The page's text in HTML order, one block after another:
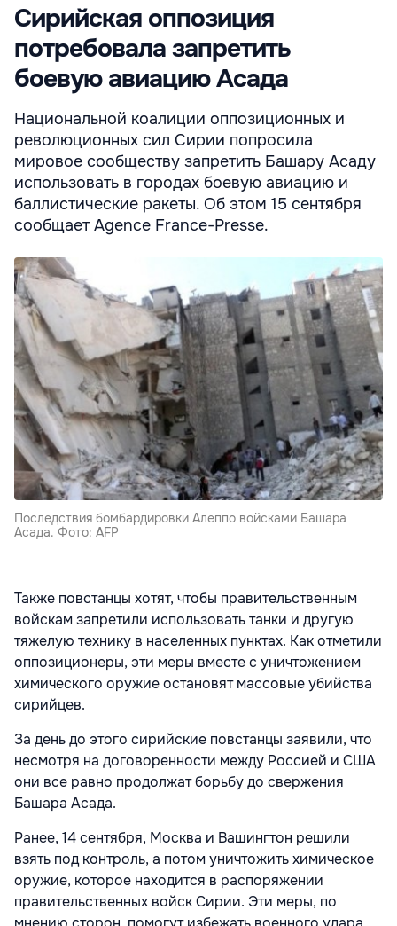
Сирийская оппозиция
потребовала запретить
боевую авиацию Асада
Национальной коалиции оппозиционных и
революционных сил Сирии попросила
мировое сообществу запретить Башару Асаду
использовать в городах боевую авиацию и
баллистические ракеты. Об этом 15 сентября
сообщает Agence France-Presse.
Последствия бомбардировки Алеппо войсками Башара
Асада. Фото: AFP
Также повстанцы хотят, чтобы правительственным
войскам запретили использовать танки и другую
тяжелую технику в населенных пунктах. Как отметили
оппозиционеры, эти меры вместе с уничтожением
химического оружие остановят массовые убийства
сирийцев.
За день до этого сирийские повстанцы заявили, что
несмотря на договоренности между Россией и США
они все равно продолжат борьбу до свержения
Башара Асада.
Ранее, 14 сентября, Москва и Вашингтон решили
взять под контроль, а потом уничтожить химическое
оружие, которое находится в распоряжении
правительственных войск Сирии. Эти меры, по